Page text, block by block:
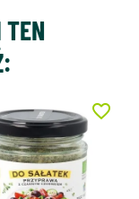
TEN
favorite_border